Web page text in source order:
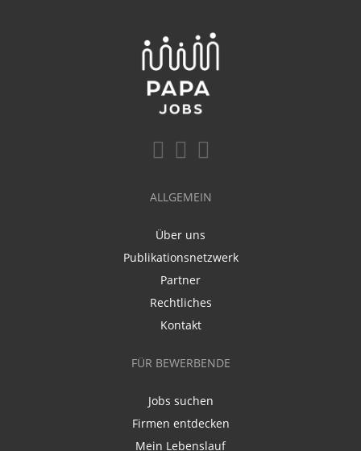
ALLGEMEIN
Über uns
Publikationsnetzwerk
Partner
Rechtliches
Kontakt
FÜR BEWERBENDE
Jobs suchen
Firmen entdecken
Mein Lebenslauf